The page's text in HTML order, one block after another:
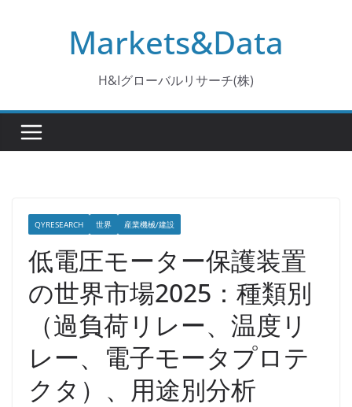
Markets&Data
H&Iグローバルリサーチ(株)
QYRESEARCH 世界 産業機械/建設
低電圧モーター保護装置
の世界市場2025：種類別
（過負荷リレー、温度リ
レー、電子モータプロテ
クタ）、用途別分析